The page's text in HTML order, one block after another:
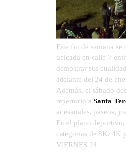
Este fin de semana se
ubicada en calle 7
demostrar sus
adelante del 24 de
Además, el sábado
repertorio a Santa
artesanales, paseos,
En el plano
categorías de 8K, 4K
VIERNES 28